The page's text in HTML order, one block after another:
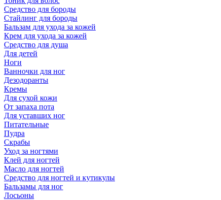
Средство для бороды
Стайлинг для бороды
Бальзам для ухода за кожей
Крем для ухода за кожей
Средство для душа
Для детей
Ноги
Ванночки для ног
Дезодоранты
Кремы
Для сухой кожи
От запаха пота
Для уставших ног
Питательные
Пудра
Скрабы
Уход за ногтями
Клей для ногтей
Масло для ногтей
Средство для ногтей и кутикулы
Бальзамы для ног
Лосьоны